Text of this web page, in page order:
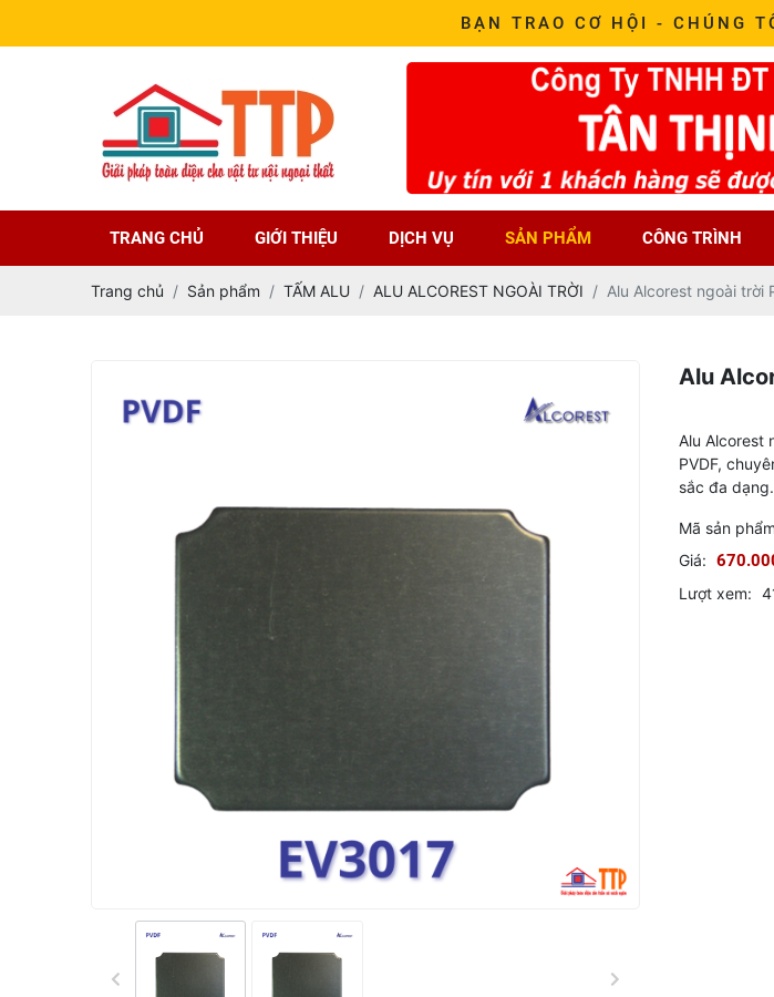
BẠN TRAO CƠ HỘI - CHÚNG
TRANG CHỦ GIỚI THIỆU DỊCH VỤ SẢN PHẨM CÔNG TRÌNH
Trang chủ Sản phẩm TẤM ALU ALU ALCOREST NGOÀI TRỜI Alu Alcorest ngoài trời
Alu
Alu Alcorest
PVDF,
sắc đa dạng.
Mã sản
Giá:
Lượt xem: